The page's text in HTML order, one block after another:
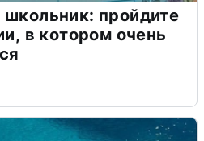
пройдите
в котором очень